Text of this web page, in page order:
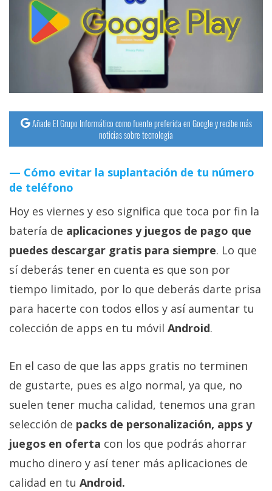
Operadores
y
Tutoriales
Ciberseguridad
Sistemas
operativos
Profesional
+
Más
temas
Sorteos
Foros
Contacto
Sobre
nosotros
/
Publicidad
Añade El Grupo Informático como fuente preferida en Google y recibe más
noticias sobre tecnología
Cómo evitar la suplantación de tu número
de teléfono
Hoy es viernes y eso significa que toca por fin la
batería de aplicaciones y juegos de pago que
puedes descargar gratis para siempre. Lo que
sí deberás tener en cuenta es que son por
tiempo limitado, por lo que deberás darte prisa
para hacerte con todos ellos y así aumentar tu
colección de apps en tu móvil Android.
En el caso de que las apps gratis no terminen
de gustarte, pues es algo normal, ya que, no
suelen tener mucha calidad, tenemos una gran
selección de packs de personalización, apps y
juegos en oferta con los que podrás ahorrar
mucho dinero y así tener más aplicaciones de
calidad en tu Android.